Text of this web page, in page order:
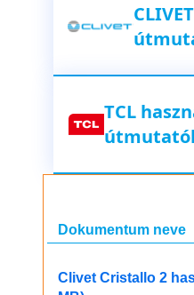
TCL
Dokumentum neve
Clivet Cristallo 2